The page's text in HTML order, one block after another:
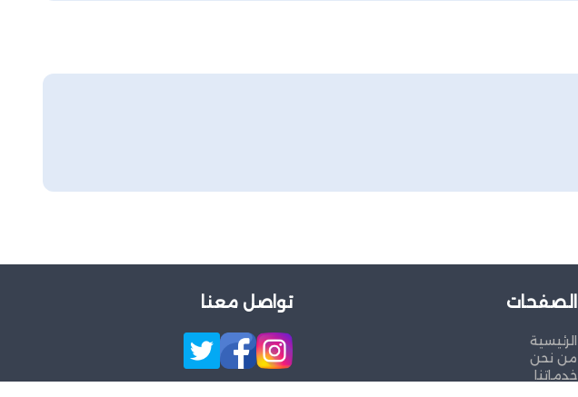
الصفحات
الرئيسية
من نحن
خدماتنا
تواصل معنا